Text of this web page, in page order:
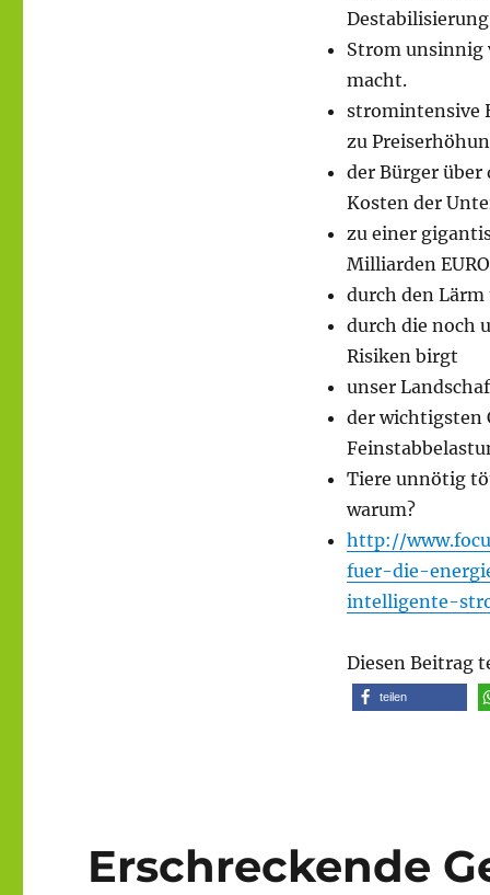
Strom unsinnig
macht.
stromintensive
zu
der Bürger über
Kosten der
zu einer
Milliarden
durch den
durch die noch
Risiken birgt
unser
der wichtigsten
Tiere unnötig
warum?
http://
fuer-die-
intelligente-
Diesen Beitrag
teilen
Erschreckende